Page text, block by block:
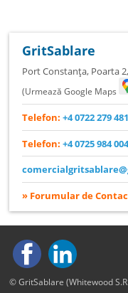
GritSablare
Port Constanța, Poarta 2,
(Urmează Google Maps
Telefon: +4 0722 279 481
Telefon: +4 0725 984 004
» Forumular de
© GritSablare (Whitewood